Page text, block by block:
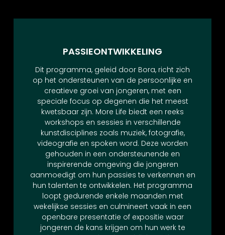
PASSIEONTWIKKELING
Dit programma, geleid door Bora, richt zich
op het ondersteunen van de persoonlijke en
creatieve groei van jongeren, met een
speciale focus op degenen die het meest
kwetsbaar zijn. More Life biedt een reeks
workshops en sessies in verschillende
kunstdisciplines zoals muziek, fotografie,
videografie en spoken word. Deze worden
gehouden in een ondersteunende en
inspirerende omgeving die jongeren
aanmoedigt om hun passies te verkennen en
hun talenten te ontwikkelen. Het programma
loopt gedurende enkele maanden met
wekelijkse sessies en culmineert vaak in een
openbare presentatie of expositie waar
jongeren de kans krijgen om hun werk te